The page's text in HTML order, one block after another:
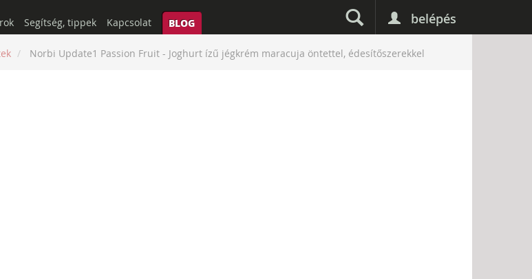
belépés
Segítség, tippek Kapcsolat BLOG
Norbi Update1 Passion Fruit - Joghurt ízű jégkrém maracuja öntettel, édesítőszerekkel